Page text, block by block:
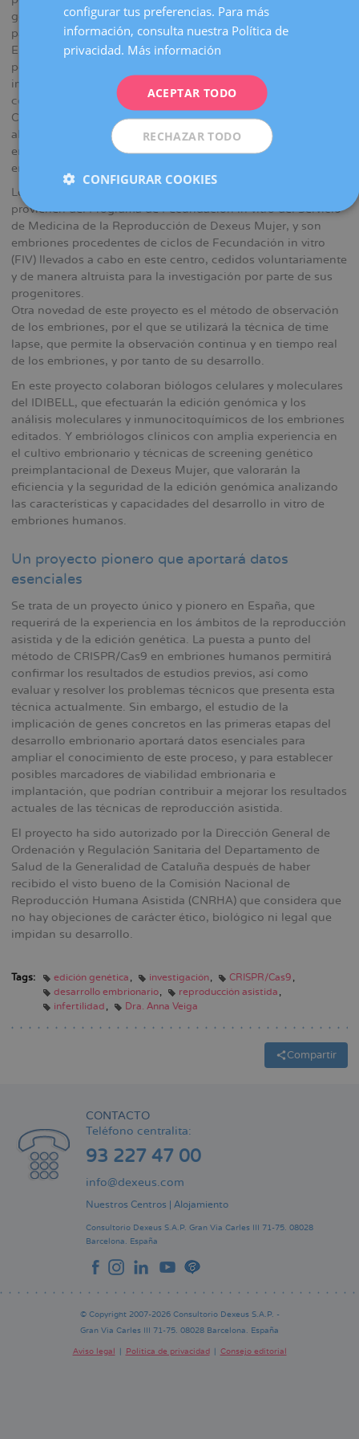
genómica mediante CRISPR/Cas9 en embriones humanos
para el estudio del desarrollo embrionario temprano.
EMBRYOCRISPR" en el que, mediante la edición genética
por CRISPR/Cas9, se estudiarán varios genes que tienen una
importancia capital en el desarrollo embrionario. El proyecto
consiste en la puesta a punto de la edición genética por
CRISPR/Cas9, en embriones humanos, para modificar
algunos de estos genes y evaluar la evolución de los
embriones editados en las primeras etapas del desarrollo
embrionario.
Los embriones humanos que se utilizarán en este proyecto
provienen del Programa de Fecundación in vitro del Servicio
de Medicina de la Reproducción de Dexeus Mujer, y son
embriones procedentes de ciclos de Fecundación in vitro
(FIV) llevados a cabo en este centro, cedidos voluntariamente
y de manera altruista para la investigación por parte de sus
progenitores.
Otra novedad de este proyecto es el método de observación
de los embriones, por el que se utilizará la técnica de time
lapse, que permite la observación continua y en tiempo real
de los embriones, y por tanto de su desarrollo.
En este proyecto colaboran biólogos celulares y moleculares
del IDIBELL, que efectuarán la edición genómica y los
análisis moleculares y inmunocitoquímicos de los embriones
editados. Y embriólogos clínicos con amplia experiencia en
el cultivo embrionario y técnicas de screening genético
preimplantacional de Dexeus Mujer, que valorarán la
eficiencia y la seguridad de la edición genómica analizando
las características y capacidades del desarrollo in vitro de
embriones humanos.
Un proyecto pionero que aportará datos
esenciales
Se trata de un proyecto único y pionero en España, que
requerirá de la experiencia en los ámbitos de la reproducción
asistida y de la edición genética. La puesta a punto del
método de CRISPR/Cas9 en embriones humanos permitirá
confirmar los resultados de estudios previos, así como
evaluar y resolver los problemas técnicos que presenta esta
técnica actualmente. Sin embargo, el estudio de la
implicación de genes concretos en las primeras etapas del
desarrollo embrionario aportará datos esenciales para
ampliar el conocimiento de este proceso, y para establecer
posibles marcadores de viabilidad embrionaria e
implantación, que podrían contribuir a mejorar los resultados
actuales de las técnicas de reproducción asistida.
El proyecto ha sido autorizado por la Dirección General de
Ordenación y Regulación Sanitaria del Departamento de
Salud de la Generalidad de Cataluña después de haber
recibido el visto bueno de la Comisión Nacional de
Reproducción Humana Asistida (CNRHA) que considera que
no hay objeciones de carácter ético, biológico ni legal que
impidan su desarrollo.
Tags: edición genética investigación
CRISPR/Cas9
desarrollo embrionario
reproducción asistida
infertilidad
Dra. Anna Veiga
Compartir
CONTACTO
Teléfono centralita:
93 227 47 00
info@dexeus.com
Nuestros Centros Alojamiento
Consultorio Dexeus S.A.P. Gran Via Carles III 71-75. 08028
Barcelona. España
© Copyright 2007-2026 Consultorio Dexeus S.A.P. -
Gran Via Carles III 71-75. 08028 Barcelona. España
Aviso legal Política de privacidad Consejo editorial
configurar tus preferencias. Para más
información, consulta nuestra Política de
privacidad. Más información
ACEPTAR TODO
RECHAZAR TODO
CONFIGURAR COOKIES